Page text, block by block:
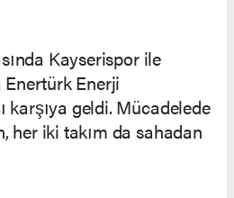
Kayserispor ile
Enerji
karşıya geldi. Mücadelede
her iki takım da sahadan